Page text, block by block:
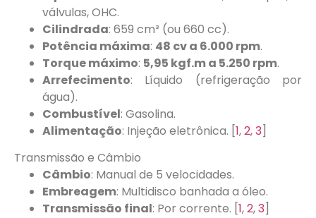
válvulas, OHC.
Cilindrada: 659 cm³ (ou 660 cc).
Potência máxima: 48 cv a 6.000 rpm.
Torque máximo: 5,95 kgf.m a 5.250 rpm.
Arrefecimento: Líquido (refrigeração por
água).
Combustível: Gasolina.
Alimentação: Injeção eletrônica. [1,2,3]
Transmissão e Câmbio
Câmbio: Manual de 5 velocidades.
Embreagem: Multidisco banhada a óleo.
Transmissão final: Por corrente. [1,2,3]